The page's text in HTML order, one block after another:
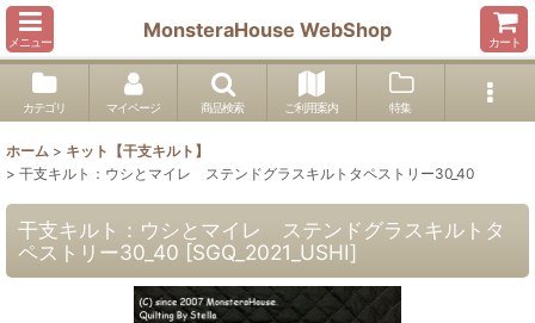
メニュー
MonsteraHouse WebShop
カート
カテゴリ マイページ 商品検索 ご利用案内 特集
ホーム > キット【干支キルト】
> 干支キルト：ウシとマイレ ステンドグラスキルトタペストリー30_40
干支キルト：ウシとマイレ ステンドグラスキルトタ
ペストリー30_40 [SGQ_2021_USHI]